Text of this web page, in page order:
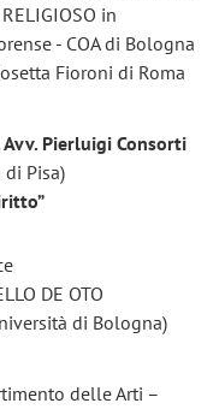
in
- COA di Bologna
Fioroni di Roma
Avv. Pierluigi Consorti
OTO
di Bologna)
delle Arti –